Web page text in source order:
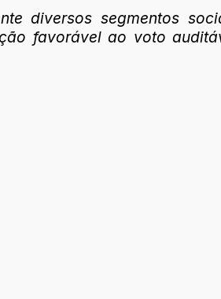
diversos segmentos
favorável ao voto